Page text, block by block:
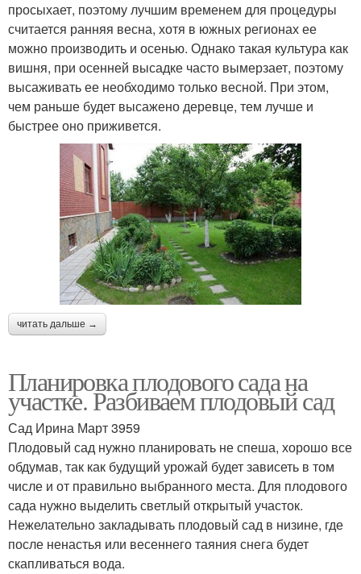
просыхает, поэтому лучшим временем для процедуры
считается ранняя весна, хотя в южных регионах ее
можно производить и осенью. Однако такая культура как
вишня, при осенней высадке часто вымерзает, поэтому
высаживать ее необходимо только весной. При этом,
чем раньше будет высажено деревце, тем лучше и
быстрее оно приживется.
читать дальше →
Планировка плодового сада на
участке. Разбиваем плодовый сад
Сад Ирина Март 3959
Плодовый сад нужно планировать не спеша, хорошо все
обдумав, так как будущий урожай будет зависеть в том
числе и от правильно выбранного места. Для плодового
сада нужно выделить светлый открытый участок.
Нежелательно закладывать плодовый сад в низине, где
после ненастья или весеннего таяния снега будет
скапливаться вода.